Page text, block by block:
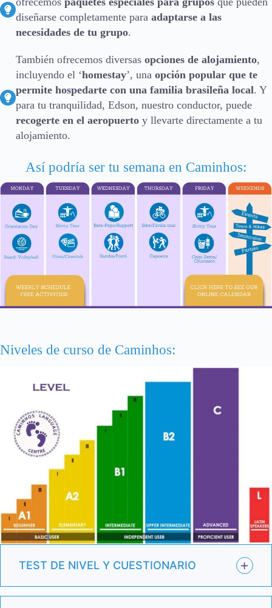
diseñarse completamente para adaptarse a las
necesidades de tu grupo.
También ofrecemos diversas opciones de alojamiento,
incluyendo el ‘homestay’, una opción popular que te
permite hospedarte con una familia brasileña local. Y
para tu tranquilidad, Edson, nuestro conductor, puede
recogerte en el aeropuerto y llevarte directamente a tu
alojamiento.
Así podría ser tu semana en Caminhos:
Niveles de curso de Caminhos:
TEST DE NIVEL Y CUESTIONARIO